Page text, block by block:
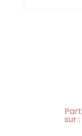
sur :